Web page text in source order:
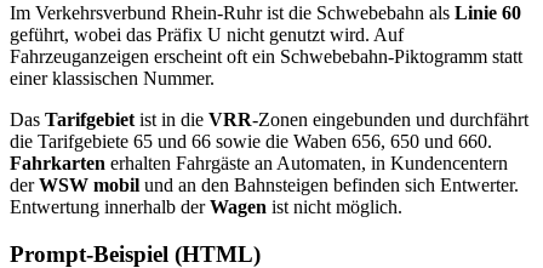
Im Verkehrsverbund Rhein-Ruhr ist die Schwebebahn als Linie 60
geführt, wobei das Präfix U nicht genutzt wird. Auf
Fahrzeuganzeigen erscheint oft ein Schwebebahn-Piktogramm statt
einer klassischen Nummer.
Das Tarifgebiet ist in die VRR-Zonen eingebunden und durchfährt
die Tarifgebiete 65 und 66 sowie die Waben 656, 650 und 660.
Fahrkarten erhalten Fahrgäste an Automaten, in Kundencentern
derWSW mobil und an den Bahnsteigen befinden sich Entwerter.
Entwertung innerhalb derWagen ist nicht möglich.
Prompt-Beispiel (HTML)